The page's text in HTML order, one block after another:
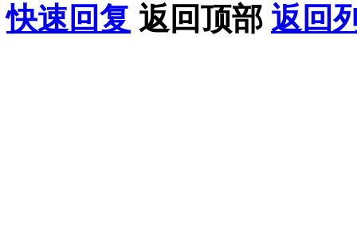
快速回复 返回顶部 返回